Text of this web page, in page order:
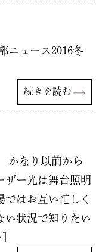
ニュース2016冬
続きを読む
なり以前から
ザー光は舞台照明
はお互い忙しく
い状況で知りたい